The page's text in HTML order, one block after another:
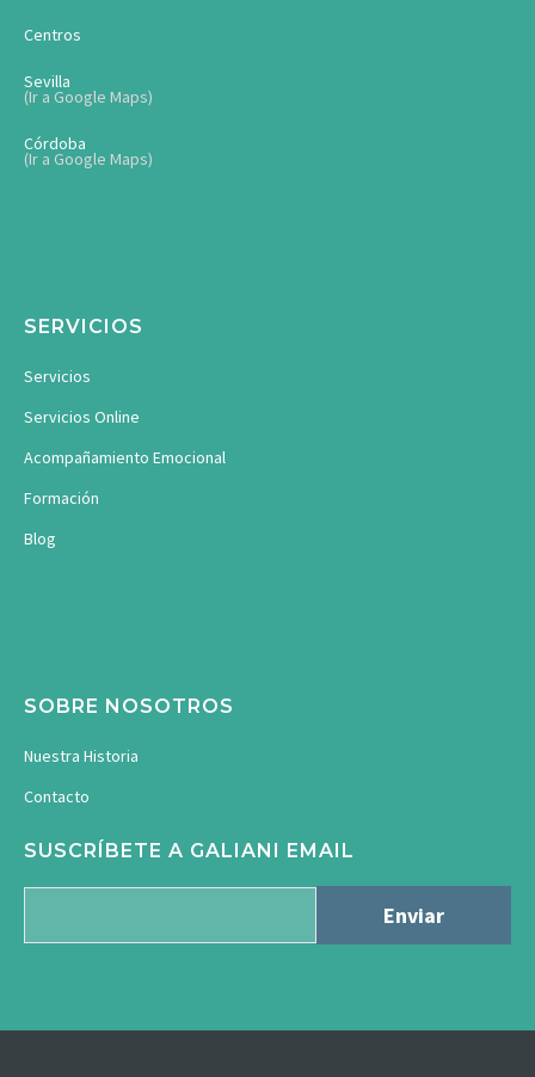
Centros
Sevilla
(Ir a Google Maps)
Córdoba
(Ir a Google Maps)
SERVICIOS
Servicios
Servicios Online
Acompañamiento Emocional
Formación
Blog
SOBRE NOSOTROS
Nuestra Historia
Contacto
SUSCRÍBETE A GALIANI EMAIL